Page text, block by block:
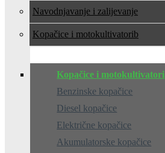
Navodnjavanje i zalijevanje
Kopačice i motokultivatori
Kopačice i motokultivatori
Benzinske kopačice
Diesel kopačice
Električne kopačice
Akumulatorske kopačice